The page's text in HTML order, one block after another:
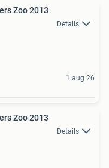
Zoo 2013
Details
1 aug 26
Zoo 2013
Details